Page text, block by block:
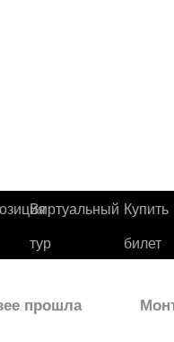
Виртуальный
тур
Купить
билет
прошла